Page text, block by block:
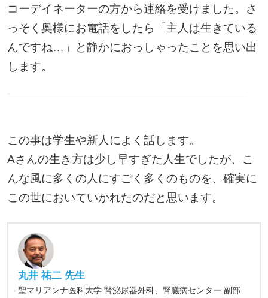
コーデイネーターの方から連絡を受けました。さ
っそく奥様にお電話をしたら「主人は生きている
んですね…」と静かにおっしゃったことを思い出
します。
この事は学生や新人によく話します。
Aさんの生き方は少し早すぎた人生でしたが、こ
んな風に多くの人にすごく多くのものを、確実に
この世においていかれたのだと思います。
丸井 祐二 先生
聖マリアンナ医科大学 腎泌尿器外科、腎臓病センター 副部